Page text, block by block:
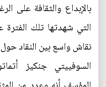
بالإبداع والثقافة على
التي شهدتها تلك الفترة
نقاش واسع بين النقاد حول
السوفييتي جنكيز